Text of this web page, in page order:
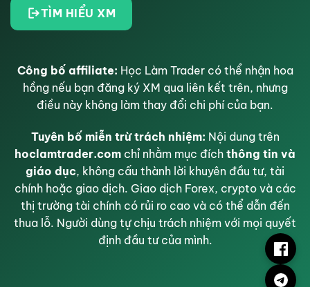
TÌM HIỂU XM
Công bố affiliate: Học Làm Trader có thể nhận hoa
hồng nếu bạn đăng ký XM qua liên kết trên, nhưng
điều này không làm thay đổi chi phí của bạn.
Tuyên bố miễn trừ trách nhiệm: Nội dung trên
hoclamtrader.com chỉ nhằm mục đích thông tin và
giáo dục, không cấu thành lời khuyên đầu tư, tài
chính hoặc giao dịch. Giao dịch Forex, crypto và các
thị trường tài chính có rủi ro cao và có thể dẫn đến
thua lỗ. Người dùng tự chịu trách nhiệm với mọi quyết
định đầu tư của mình.